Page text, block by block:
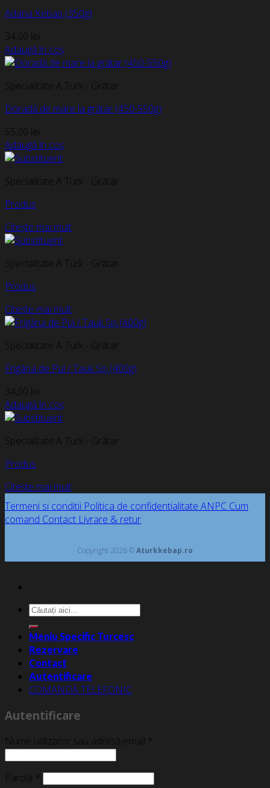
Adana Kebap (350g)
34,00 lei
Adaugă în coș
Specialitate A Turk - Grătar
Doradă de mare la grătar (450-550g)
55,00 lei
Adaugă în coș
Specialitate A Turk - Grătar
Produs
Citește mai mult
Specialitate A Turk - Grătar
Produs
Citește mai mult
Specialitate A Turk - Grătar
Frigărui de Pui / Tauk Șiș (400g)
34,00 lei
Adaugă în coș
Specialitate A Turk - Grătar
Produs
Citește mai mult
Termeni si conditii Politica de confidentialitate ANPC Cum
comand Contact Livrare & retur
Copyright 2026 ©Aturkkebap.ro
Caută
după:
Meniu Specific Turcesc
Rezervare
Contact
Autentificare
COMANDĂ TELEFONIC
Autentificare
Nume utilizator sau adresă email *
Parolă *